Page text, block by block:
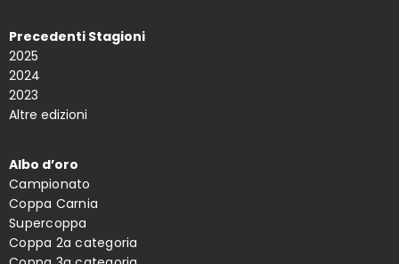
Precedenti Stagioni
2025
2024
2023
Altre edizioni
Albo d’oro
Campionato
Coppa Carnia
Supercoppa
Coppa 2a categoria